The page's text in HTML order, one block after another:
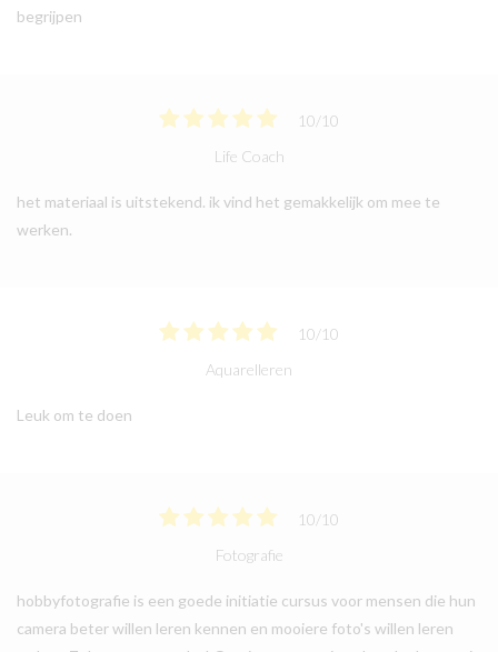
begrijpen
10/ 10
Life Coach
het materiaal is uitstekend. ik vind het gemakkelijk om mee te
werken.
10/10
Aquarelleren
Leuk om te doen
10/ 10
Fotografie
hobbyfotografie is een goede initiatie cursus voor mensen die hun
camera beter willen leren kennen en mooiere foto's willen leren